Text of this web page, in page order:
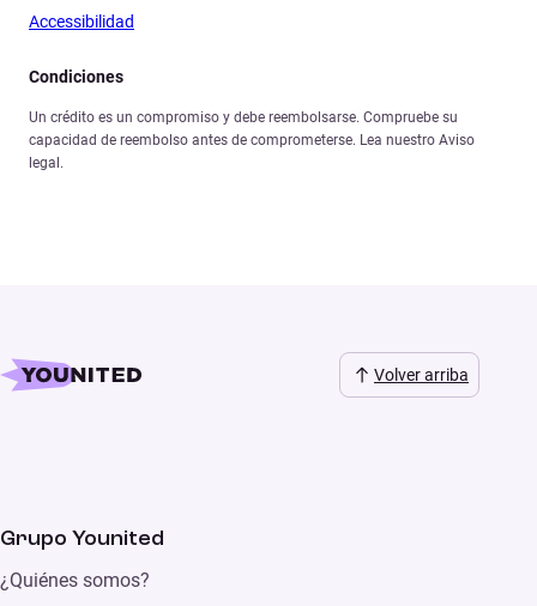
Accessibilidad
Condiciones
Un crédito es un compromiso y debe reembolsarse. Compruebe su
capacidad de reembolso antes de comprometerse. Lea nuestro Aviso
legal.
Volver arriba
Grupo Younited
¿Quiénes somos?